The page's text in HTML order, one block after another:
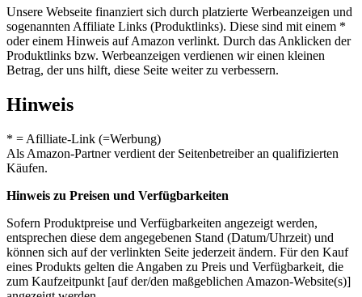
Unsere Webseite finanziert sich durch platzierte Werbeanzeigen und
sogenannten Affiliate Links (Produktlinks). Diese sind mit einem *
oder einem Hinweis auf Amazon verlinkt. Durch das Anklicken der
Produktlinks bzw. Werbeanzeigen verdienen wir einen kleinen
Betrag, der uns hilft, diese Seite weiter zu verbessern.
Hinweis
* = Afilliate-Link (=Werbung)
Als Amazon-Partner verdient der Seitenbetreiber an qualifizierten
Käufen.
Hinweis zu Preisen und Verfügbarkeiten
Sofern Produktpreise und Verfügbarkeiten angezeigt werden,
entsprechen diese dem angegebenen Stand (Datum/Uhrzeit) und
können sich auf der verlinkten Seite jederzeit ändern. Für den Kauf
eines Produkts gelten die Angaben zu Preis und Verfügbarkeit, die
zum Kaufzeitpunkt [auf der/den maßgeblichen Amazon-Website(s)]